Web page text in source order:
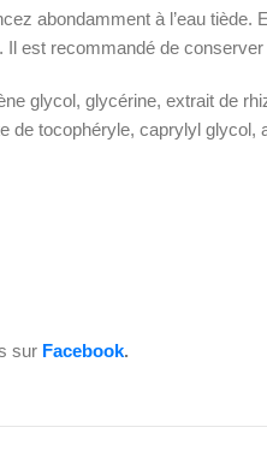
abondamment à l’eau
est recommandé de
glycol, glycérine, extrait de
tocophéryle, caprylyl
sur Facebook.